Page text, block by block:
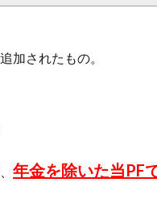
されたもの。
年金を除いた当PF